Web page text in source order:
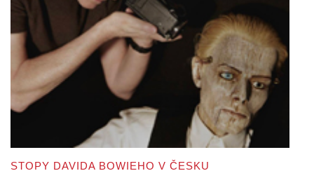
STOPY DAVIDA BOWIEHO V ČESKU